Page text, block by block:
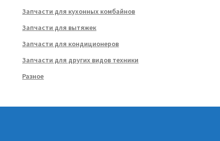
Запчасти для кухонных комбайнов
Запчасти для вытяжек
Запчасти для кондиционеров
Запчасти для других видов техники
Разное